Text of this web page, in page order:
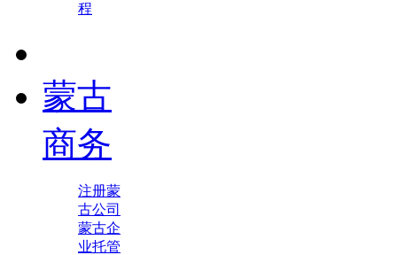
程
蒙古
商务
注册蒙
古公司
蒙古企
业托管